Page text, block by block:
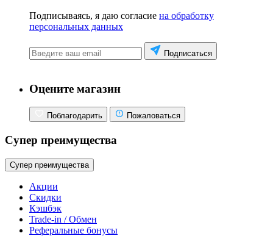
Подписываясь, я даю согласие на обработку
персональных данных
Подписаться
Оцените магазин
Поблагодарить Пожаловаться
Супер преимущества
Супер преимущества
Акции
Скидки
Кэшбэк
Trade-in / Обмен
Реферальные бонусы